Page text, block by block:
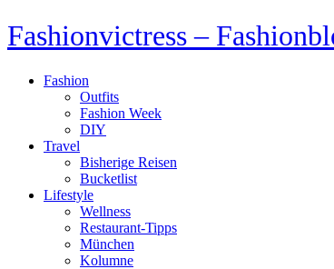
Fashionvictress –
Fashion
Outfits
Fashion Week
DIY
Travel
Bisherige Reisen
Bucketlist
Lifestyle
Wellness
Restaurant-Tipps
München
Kolumne